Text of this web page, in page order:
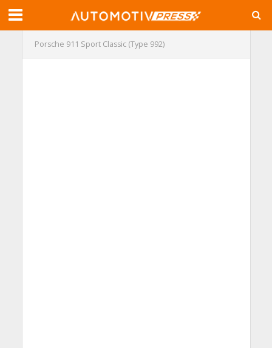
Porsche 911 Sport Classic (Type 992)